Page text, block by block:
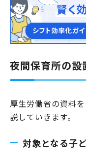
夜間保育所の設
厚生労働省の資料
説していきます。
対象となる子